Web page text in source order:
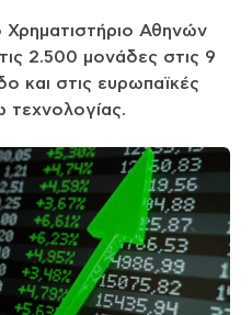
Χρηματιστήριο Αθηνών
2.500 μονάδες στις 9
και στις ευρωπαϊκές